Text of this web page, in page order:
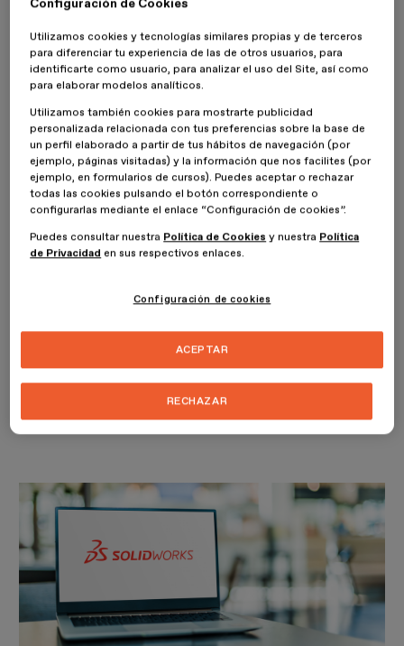
trabajar en este sector, es imprescindible aprender a utilizarla.
¿Qué es SolidWorks y cómo
funciona?
En la actualidad, el diseño y la ingeniería se sirven de la tecnología
para facilitar su trabajo, y en concreto, el modelado 3D. El
programa de referencia para esta finalidad esSolidWorks; un
software de diseño mecánico CAD que funciona en el entorno
Windows y que se caracteriza por su interfaz intuitiva.
Destaca por su capacidad para crear modelos precisos, rápidos y
fácilmente modificables. Pero también por trabajar con un modelo
operaciones y guardarlas en el diseño. De este modo, se pueden
crear versiones diferentes de un mismo proyecto con rapidez, y
En cuanto a sus usos, es muy popular en eldiseño de producto,
pero también en metodologías como el
que se trabaja con la creación de prototipos.
Imagen
Configuración de Cookies
Utilizamos cookies y tecnologías similares propias y de terceros
para diferenciar tu experiencia de las de otros usuarios, para
identificarte como usuario, para analizar el uso del Site, así como
para elaborar modelos analíticos.
Utilizamos también cookies para mostrarte publicidad
personalizada relacionada con tus preferencias sobre la base de
un perfil elaborado a partir de tus hábitos de navegación (por
ejemplo, páginas visitadas) y la información que nos facilites (por
ejemplo, en formularios de cursos). Puedes aceptar o rechazar
todas las cookies pulsando el botón correspondiente o
configurarlas mediante el enlace “Configuración de cookies”.
Puedes consultar nuestra Política de Cookies y nuestra Política
de Privacidad en sus respectivos enlaces.
Configuración de cookies
RECHAZAR
ACEPTAR